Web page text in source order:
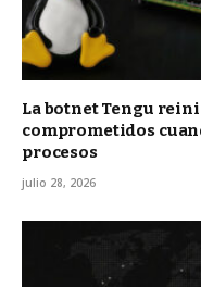
La botnet Tengu
comprometidos
procesos
julio 28, 2026